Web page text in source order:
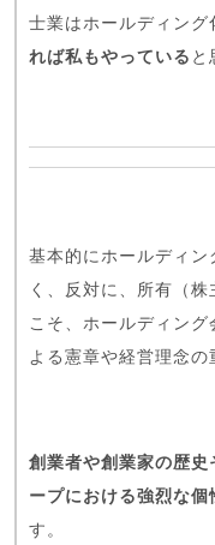
士業はホールディング
れば私もやっている と
基本的にホールディン
く、反対に、所有（
こそ、ホールディン
よる憲章や経営理念の
創業者や創業家の歴
ープにおける強烈な個
す。